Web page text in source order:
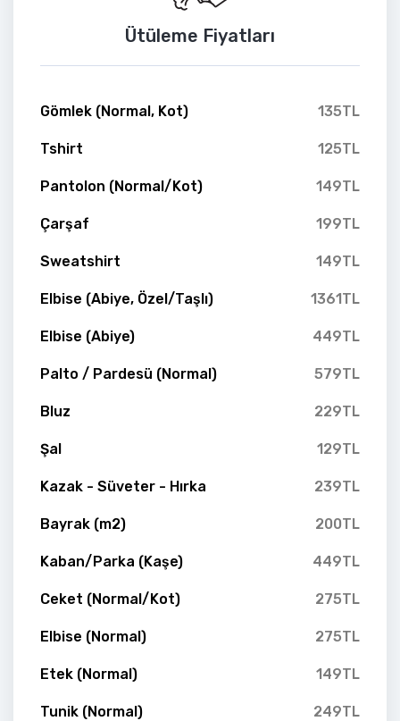
Ütüleme Fiyatları
Gömlek (Normal, Kot) 135TL
Tshirt 125TL
Pantolon (Normal/Kot) 149TL
Çarşaf 199TL
Sweatshirt 149TL
Elbise (Abiye, Özel/Taşlı) 1361TL
Elbise (Abiye) 449TL
Palto / Pardesü (Normal) 579TL
Bluz 229TL
Şal 129TL
Kazak - Süveter - Hırka 239TL
Bayrak (m2) 200TL
Kaban/Parka (Kaşe) 449TL
Ceket (Normal/Kot) 275TL
Elbise (Normal) 275TL
Etek (Normal) 149TL
Tunik (Normal) 249TL